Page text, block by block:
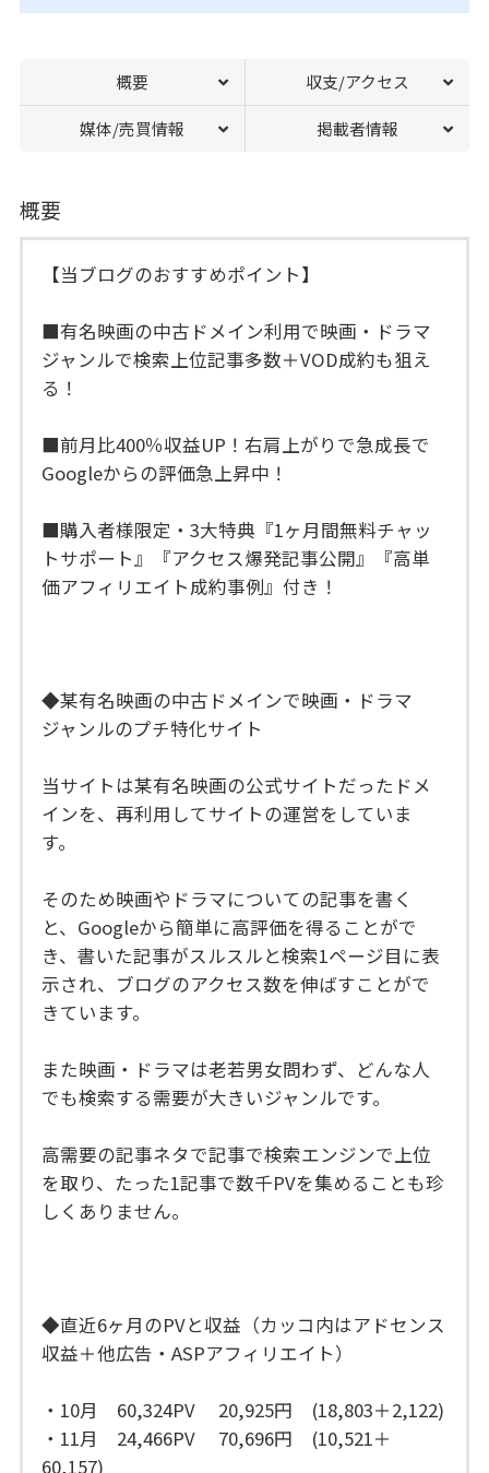
概要 収支/アクセス
媒体/売買情報 掲載者情報
概要
【当ブログのおすすめポイント】
■有名映画の中古ドメイン利用で映画・ドラマ
ジャンルで検索上位記事多数＋VOD成約も狙え
る！
■前月比400％収益UP！右肩上がりで急成長で
Googleからの評価急上昇中！
■購入者様限定・3大特典『1ヶ月間無料チャッ
トサポート』『アクセス爆発記事公開』『高単
価アフィリエイト成約事例』付き！
◆某有名映画の中古ドメインで映画・ドラマ
ジャンルのプチ特化サイト
当サイトは某有名映画の公式サイトだったドメ
インを、再利用してサイトの運営をしていま
す。
そのため映画やドラマについての記事を書く
と、Googleから簡単に高評価を得ることがで
き、書いた記事がスルスルと検索1ページ目に表
示され、ブログのアクセス数を伸ばすことがで
きています。
また映画・ドラマは老若男女問わず、どんな人
でも検索する需要が大きいジャンルです。
高需要の記事ネタで記事で検索エンジンで上位
を取り、たった1記事で数千PVを集めることも珍
しくありません。
◆直近6ヶ月のPVと収益（カッコ内はアドセンス
収益＋他広告・ASPアフィリエイト）
・10月 60,324PV 20,925円 (18,803＋2,122)
・11月 24,466PV 70,696円 (10,521＋
60,157)